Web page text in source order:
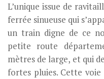
L’unique issue de
ferrée sinueuse qui
un train digne de ce
petite route
mètres de large, et qui
fortes pluies. Cette voie